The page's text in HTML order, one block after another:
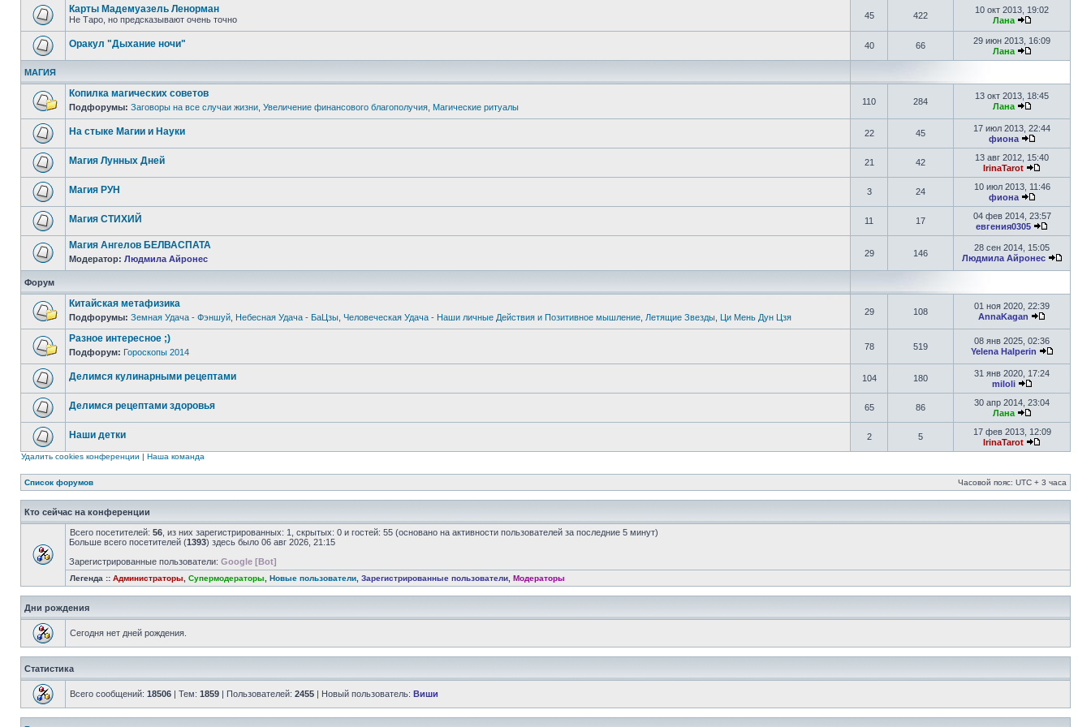
Карты Мадемуазель Ленорман
Не Таро, но предсказывают очень точно 45 422
10 окт 2013, 19:02
Лана
Оракул "Дыхание ночи" 40 66
29 июн 2013, 16:09
Лана
МАГИЯ
Копилка магических советов
Подфорумы: Заговоры на все случаи жизни Увеличение финансового благополучия Магические ритуалы
110 284
13 окт 2013, 18:45
Лана
На стыке Магии и Науки 22 45
17 июл 2013, 22:44
фиона
Магия Лунных Дней 21 42
13 авг 2012, 15:40
IrinaTarot
Магия РУН 3 24
10 июл 2013, 11:46
фиона
Магия СТИХИЙ 11 17
04 фев 2014, 23:57
евгения0305
Магия Ангелов БЕЛВАСПАТА
Модератор: Людмила Айронес
29 146
28 сен 2014, 15:05
Людмила Айронес
Форум
Китайская метафизика
Подфорумы: Земная Удача - Фэншуй Небесная Удача - БаЦзы Человеческая Удача - Наши личные Действия и Позитивное мышление Летящие Звезды Ци Мень Дун Цзя
29 108
01 ноя 2020, 22:39
AnnaKagan
Разное интересное ;)
Подфорум: Гороскопы 2014
78 519
08 янв 2025, 02:36
Yelena Halperin
Делимся кулинарными рецептами 104 180
31 янв 2020, 17:24
miloli
Делимся рецептами здоровья 65 86
30 апр 2014, 23:04
Лана
Наши детки 2 5
17 фев 2013, 12:09
IrinaTarot
Удалить cookies конференции | Наша команда
Список форумов Часовой пояс: UTC + 3 часа
Кто сейчас на конференции
Всего посетителей: 56 , из них зарегистрированных: 1, скрытых: 0 и гостей: 55 (основано на активности пользователей за последние 5 минут)
Больше всего посетителей (1393) здесь было 06 авг 2026, 21:15
Зарегистрированные пользователи: Google [Bot]
Легенда :: Администраторы Супермодераторы Новые пользователи Зарегистрированные пользователи Модераторы
Дни рождения
Сегодня нет дней рождения.
Статистика
Всего сообщений: 18506 | Тем: 1859 | Пользователей: 2455 | Новый пользователь: Виши